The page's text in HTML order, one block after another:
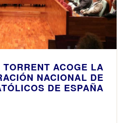
TORRENT ACOGE LA
NACIONAL DE
DE ESPAÑA